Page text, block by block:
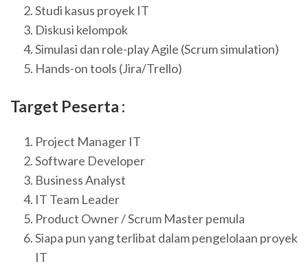
Studi kasus proyek IT
Diskusi kelompok
Simulasi dan role-play Agile (Scrum simulation)
Hands-on tools (Jira/Trello)
Target Peserta :
Project Manager IT
Software Developer
Business Analyst
IT Team Leader
Product Owner / Scrum Master pemula
Siapa pun yang terlibat dalam pengelolaan proyek
IT